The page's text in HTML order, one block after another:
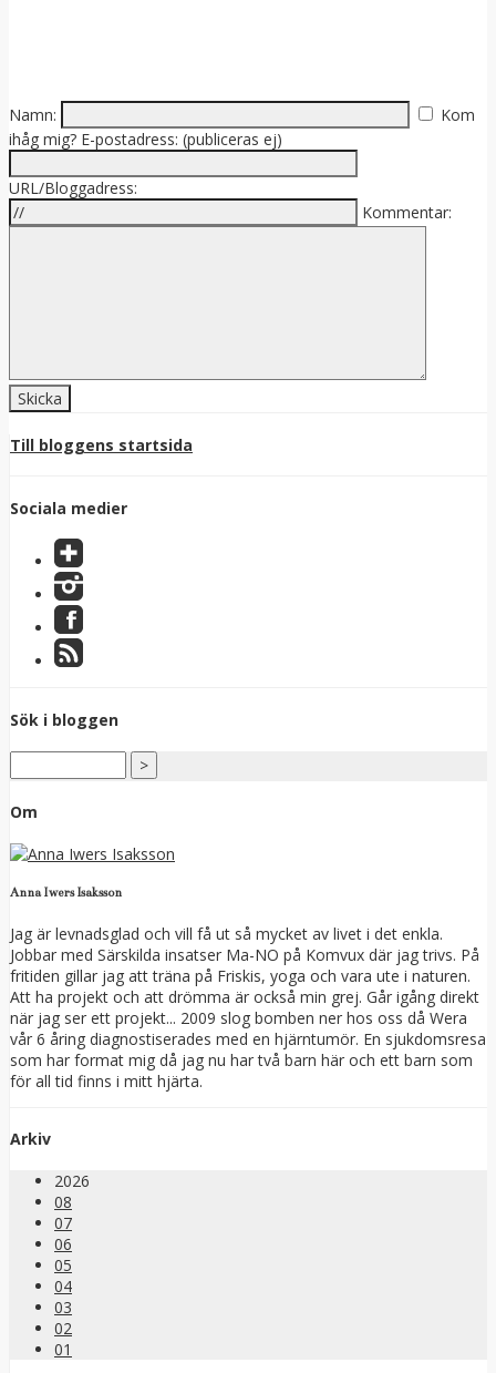
Namn:
Kom
ihåg mig? E-postadress: (publiceras ej)
URL/Bloggadress:
Kommentar:
Till bloggens startsida
Sociala medier
Sök i bloggen
Om
Anna Iwers Isaksson
Jag är levnadsglad och vill få ut så mycket av livet i det enkla.
Jobbar med Särskilda insatser Ma-NO på Komvux där jag trivs. På
fritiden gillar jag att träna på Friskis, yoga och vara ute i naturen.
Att ha projekt och att drömma är också min grej. Går igång direkt
när jag ser ett projekt... 2009 slog bomben ner hos oss då Wera
vår 6 åring diagnostiserades med en hjärntumör. En sjukdomsresa
som har format mig då jag nu har två barn här och ett barn som
för all tid finns i mitt hjärta.
Arkiv
2026
08
07
06
05
04
03
02
01